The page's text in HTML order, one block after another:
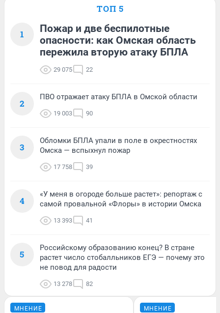
ТОП 5
1
Пожар и две беспилотные
опасности: как Омская область
пережила вторую атаку БПЛА
29 075 22
2
ПВО отражает атаку БПЛА в Омской области
19 003 90
3
Обломки БПЛА упали в поле в окрестностях
Омска — вспыхнул пожар
17 758 39
4
«У меня в огороде больше растет»: репортаж с
самой провальной «Флоры» в истории Омска
13 393 41
5
Российскому образованию конец? В стране
растет число стобалльников ЕГЭ — почему это
не повод для радости
13 278 82
МНЕНИЕ МНЕНИЕ